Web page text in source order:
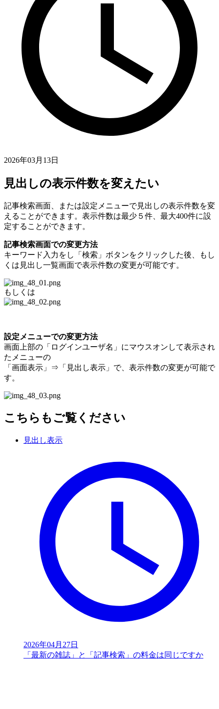
2026年03月13日
見出しの表示件数を変えたい
記事検索画面、または設定メニューで見出しの表示件数を変
えることができます。表示件数は最少５件、最大400件に設
定することができます。
記事検索画面での変更方法
キーワード入力をし「検索」ボタンをクリックした後、もし
くは見出し一覧画面で表示件数の変更が可能です。
もしくは
設定メニューでの変更方法
画面上部の「ログインユーザ名」にマウスオンして表示され
たメニューの
「画面表示」⇒「見出し表示」で、表示件数の変更が可能で
す。
こちらもご覧ください
見出し表示
2026年04月27日
「最新の雑誌」と「記事検索」の料金は同じですか